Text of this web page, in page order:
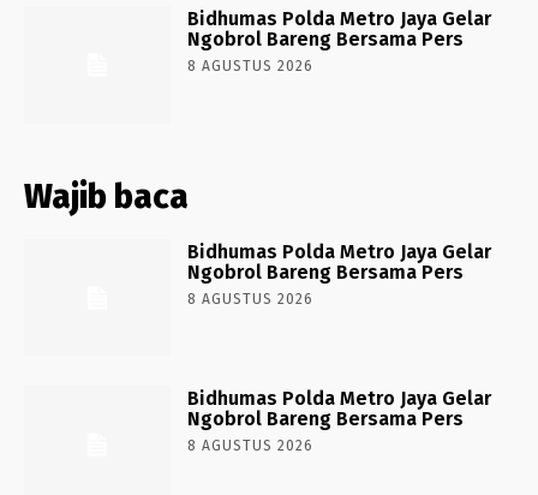
Bidhumas Polda Metro Jaya Gelar
Ngobrol Bareng Bersama Pers
8 AGUSTUS 2026
Wajib baca
Bidhumas Polda Metro Jaya Gelar
Ngobrol Bareng Bersama Pers
8 AGUSTUS 2026
Bidhumas Polda Metro Jaya Gelar
Ngobrol Bareng Bersama Pers
8 AGUSTUS 2026